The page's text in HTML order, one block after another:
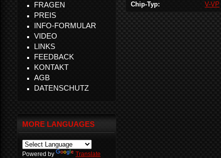
Chip-Typ:
V-VP
FRAGEN
PREIS
INFO-FORMULAR
VIDEO
LINKS
FEEDBACK
KONTAKT
AGB
DATENSCHUTZ
MORE LANGUAGES
Powered by Translate